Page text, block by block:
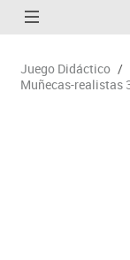
Juego Didáctico /
Muñecas-realistas